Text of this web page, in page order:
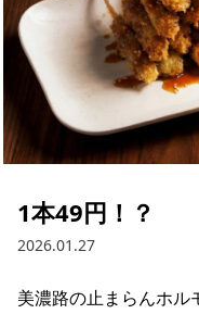
1本49円！？
2026.01.27
美濃路の止まらんホル